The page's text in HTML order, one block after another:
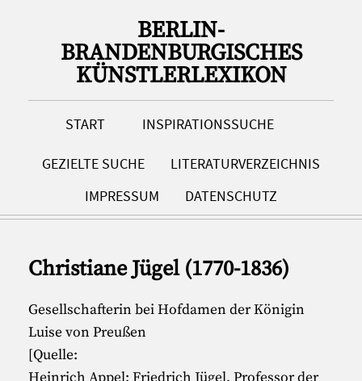
BERLIN-
BRANDENBURGISCHES
KÜNSTLERLEXIKON
START INSPIRATIONSSUCHE
GEZIELTE SUCHE
LITERATURVERZEICHNIS
IMPRESSUM
DATENSCHUTZ
Christiane Jügel (1770-1836)
Gesellschafterin bei Hofdamen der Königin
Luise von Preußen
[Quelle: